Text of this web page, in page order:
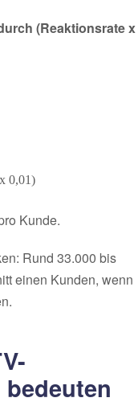
(Reaktionsrate x
0,01)
Kunde.
Rund 33.000 bis
einen Kunden, wenn